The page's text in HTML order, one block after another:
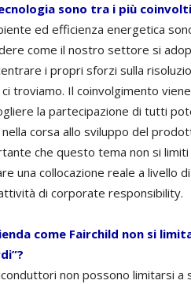
sono tra i più
ed efficienza energetica
come il nostro settore si
i propri sforzi sulla
troviamo. Il coinvolgimento
la partecipazione di tutti
nella corsa allo sviluppo del
che questo tema non si limiti
una collocazione reale a livello
di corporate responsibility.
come Fairchild non si
non possono limitarsi a